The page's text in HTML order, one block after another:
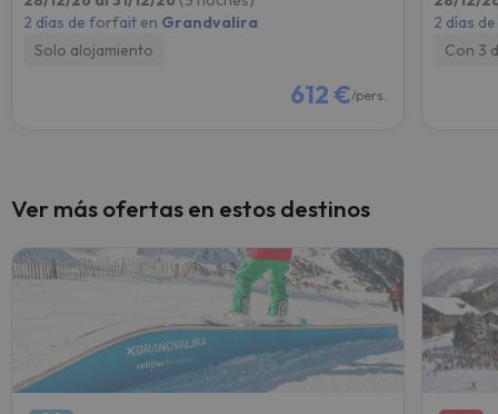
2 días de forfait en Grandvalira
Solo alojamiento
612 €/pers.
2 días
Con 3
Ver más ofertas en estos destinos